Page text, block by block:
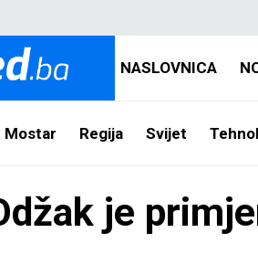
NASLOVNICA
Mostar Regija Svijet
je